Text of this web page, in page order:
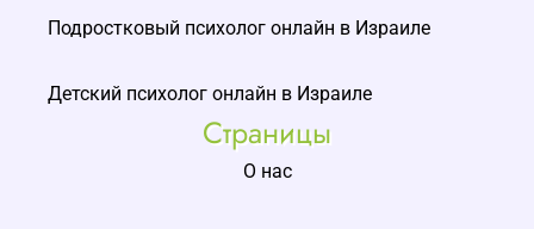
Подростковый психолог онлайн в Израиле
Детский психолог онлайн в Израиле
Страницы
О нас